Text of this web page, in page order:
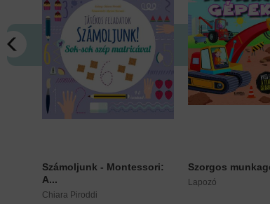
Számoljunk - Montessori:
A...
Chiara Piroddi
Szorgos
Lapozó